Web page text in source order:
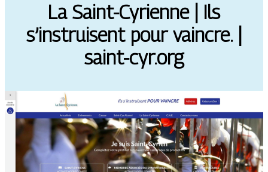
La Saint-Cyrienne | Ils
s’instruisent pour vaincre. |
saint-cyr.org